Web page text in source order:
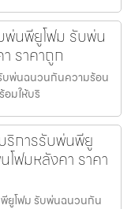
พ่นพียูโฟม รับพ่น
ราคาถูก
บพ่นฉนวนกันความร้อน
มให้บริ
ริการรับพ่นพียู
ฟมหลังคา ราคา
ยูโฟม รับพ่นฉนวนกัน